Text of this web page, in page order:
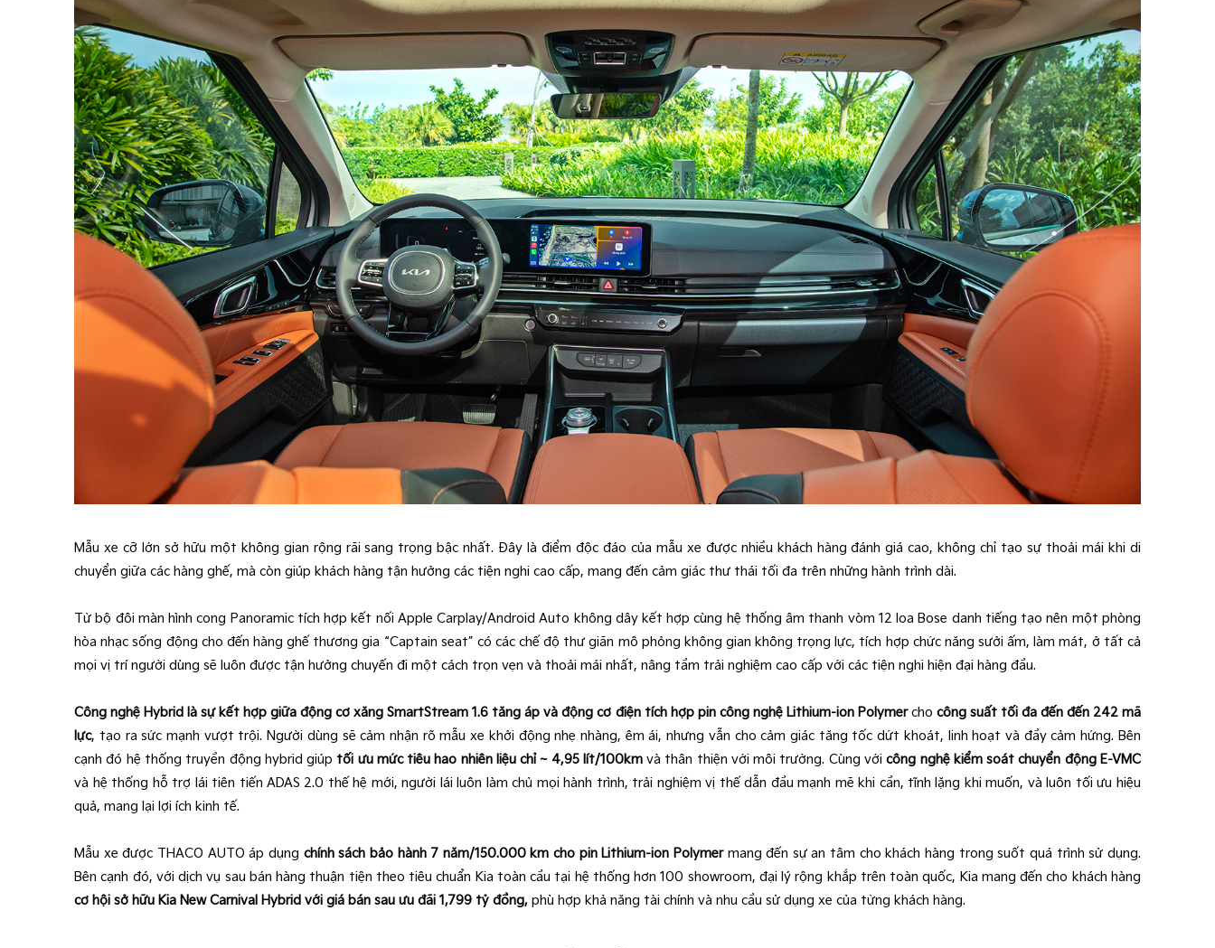
Mẫu xe cỡ lớn sở hữu một không gian rộng rãi sang trọng bậc nhất. Đây là điểm độc đáo của mẫu xe được nhiều khách hàng đánh giá cao, không chỉ tạo sự thoải mái khi di
chuyển giữa các hàng ghế, mà còn giúp khách hàng tận hưởng các tiện nghi cao cấp, mang đến cảm giác thư thái tối đa trên những hành trình dài.
Từ bộ đôi màn hình cong Panoramic tích hợp kết nối Apple Carplay/Android Auto không dây kết hợp cùng hệ thống âm thanh vòm 12 loa Bose danh tiếng tạo nên một phòng
hòa nhạc sống động cho đến hàng ghế thương gia “Captain seat” có các chế độ thư giãn mô phỏng không gian không trọng lực, tích hợp chức năng sưởi ấm, làm mát, ở tất cả
mọi vị trí người dùng sẽ luôn được tận hưởng chuyến đi một cách trọn vẹn và thoải mái nhất, nâng tầm trải nghiệm cao cấp với các tiện nghi hiện đại hàng đầu.
Công nghệ Hybrid là sự kết hợp giữa động cơ xăng SmartStream 1.6 tăng áp và động cơ điện tích hợp pin công nghệ Lithium-ion Polymercho công suất tối đa đến đến 242 mã
lực, tạo ra sức mạnh vượt trội. Người dùng sẽ cảm nhận rõ mẫu xe khởi động nhẹ nhàng, êm ái, nhưng vẫn cho cảm giác tăng tốc dứt khoát, linh hoạt và đầy cảm hứng. Bên
cạnh đó hệ thống truyền động hybrid giúp tối ưu mức tiêu hao nhiên liệu chỉ ~ 4,95 lít/100kmvà thân thiện với môi trường. Cùng vớicông nghệ kiểm soát chuyển động E-VMC
và hệ thống hỗ trợ lái tiên tiến ADAS 2.0 thế hệ mới, người lái luôn làm chủ mọi hành trình, trải nghiệm vị thế dẫn đầu mạnh mẽ khi cần, tĩnh lặng khi muốn, và luôn tối ưu hiệu
quả, mang lại lợi ích kinh tế.
Mẫu xe được THACO AUTO áp dụng chính sách bảo hành 7 năm/150.000 km cho pin Lithium-ion Polymermang đến sự an tâm cho khách hàng trong suốt quá trình sử dụng.
Bên cạnh đó, với dịch vụ sau bán hàng thuận tiện theo tiêu chuẩn Kia toàn cầu tại hệ thống hơn 100 showroom, đại lý rộng khắp trên toàn quốc, Kia mang đến cho khách hàng
cơ hội sở hữu Kia New Carnival Hybrid với giá bán sau ưu đãi 1,799 tỷ đồng,phù hợp khả năng tài chính và nhu cầu sử dụng xe của từng khách hàng.